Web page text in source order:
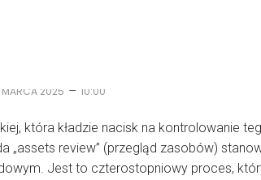
MARCA 2025 – 10:00
która kładzie nacisk na kontrolowanie
„assets review” (przegląd zasobów)
Jest to czterostopniowy proces,